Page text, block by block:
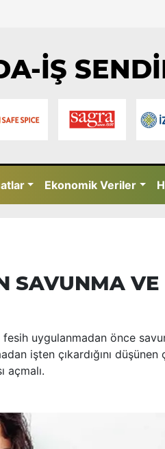
İŞ
Ekonomik Veriler
SAVUNMA VE
uygulanmadan önce
işten çıkardığını düşünen
açmalı.